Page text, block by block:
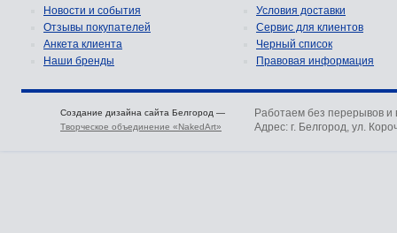
Новости и события
Отзывы покупателей
Анкета клиента
Наши бренды
Условия доставки
Сервис для клиентов
Черный список
Правовая информация
Создание дизайна сайта Белгород —
Творческое объединение «NakedArt»
Работаем без перерывов и
Адрес: г. Белгород, ул.